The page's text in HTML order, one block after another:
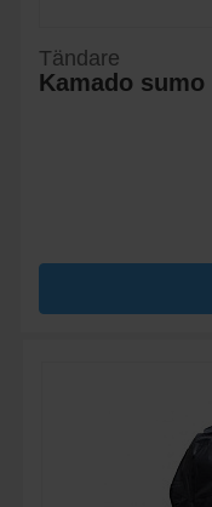
Tändare
Kamado sumo